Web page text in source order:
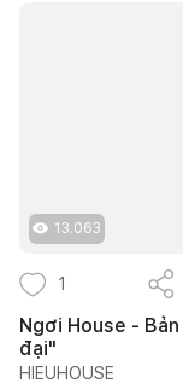
13.063
1
Ngơi House -
đại"
HIEUHOUSE